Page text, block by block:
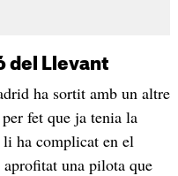
del Llevant
ha sortit amb un altre
fet que ja tenia la
ha complicat en el
aprofitat una pilota que